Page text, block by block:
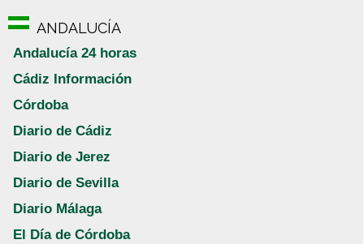
ANDALUCÍA
Andalucía 24 horas
Cádiz Información
Córdoba
Diario de Cádiz
Diario de Jerez
Diario de Sevilla
Diario Málaga
El Día de Córdoba